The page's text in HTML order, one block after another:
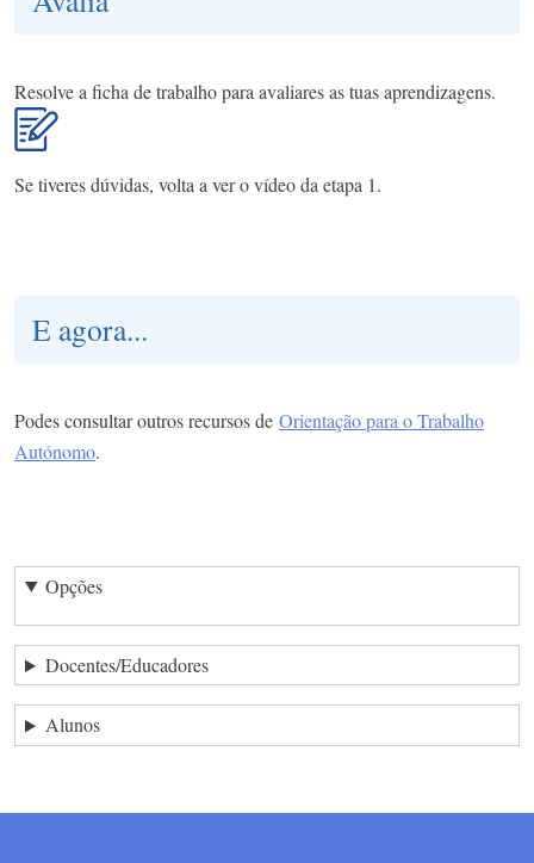
Resolve a ficha de trabalho para avaliares as tuas aprendizagens.
Se tiveres dúvidas, volta a ver o vídeo da etapa 1.
E agora...
Podes consultar outros recursos de Orientação para o Trabalho
Autónomo.
Opções
Docentes/Educadores
Alunos